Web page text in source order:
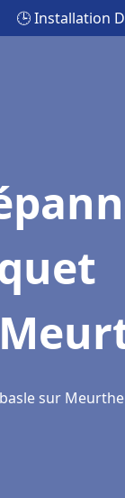
🕒 Installation
sur Meurthe